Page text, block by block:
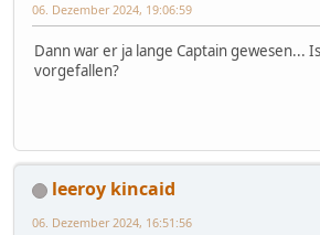
06. Dezember 2024, 19:06:59
Dann war er ja lange Captain gewesen...
vorgefallen?
leeroy kincaid
06. Dezember 2024, 16:51:56